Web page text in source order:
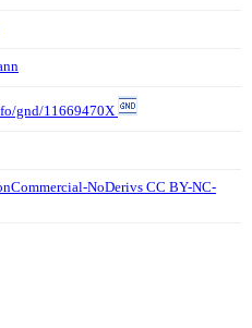
gnd/11669470X
NoDerivs CC BY-NC-